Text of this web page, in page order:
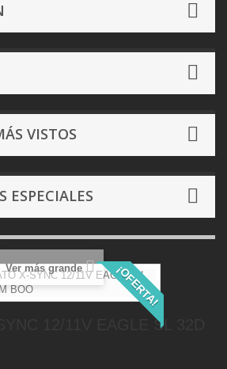
VISTOS
ESPECIALES
¡OFERTA!
Ver más grande
12/11V EAGLE SL 32D